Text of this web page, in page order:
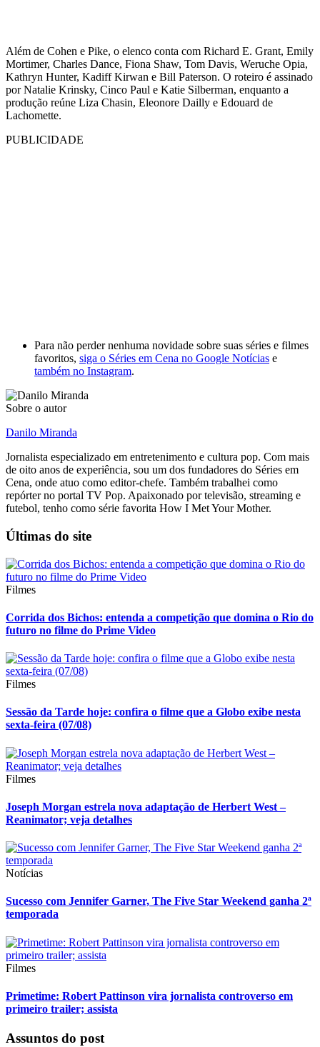
Além de Cohen e Pike, o elenco conta com Richard E. Grant, Emily
Mortimer, Charles Dance, Fiona Shaw, Tom Davis, Weruche Opia,
Kathryn Hunter, Kadiff Kirwan e Bill Paterson. O roteiro é assinado
por Natalie Krinsky, Cinco Paul e Katie Silberman, enquanto a
produção reúne Liza Chasin, Eleonore Dailly e Edouard de
Lachomette.
PUBLICIDADE
Para não perder nenhuma novidade sobre suas séries e filmes
favoritos, siga o Séries em Cena no Google Notícias e
também no Instagram.
Sobre o autor
Danilo Miranda
Jornalista especializado em entretenimento e cultura pop. Com mais
de oito anos de experiência, sou um dos fundadores do Séries em
Cena, onde atuo como editor-chefe. Também trabalhei como
repórter no portal TV Pop. Apaixonado por televisão, streaming e
futebol, tenho como série favorita How I Met Your Mother.
Últimas do site
Filmes
Corrida dos Bichos: entenda a competição que domina o Rio do
futuro no filme do Prime Video
Filmes
Sessão da Tarde hoje: confira o filme que a Globo exibe nesta
sexta-feira (07/08)
Filmes
Joseph Morgan estrela nova adaptação de Herbert West –
Reanimator; veja detalhes
Notícias
Sucesso com Jennifer Garner, The Five Star Weekend ganha 2ª
temporada
Filmes
Primetime: Robert Pattinson vira jornalista controverso em
primeiro trailer; assista
Assuntos do post